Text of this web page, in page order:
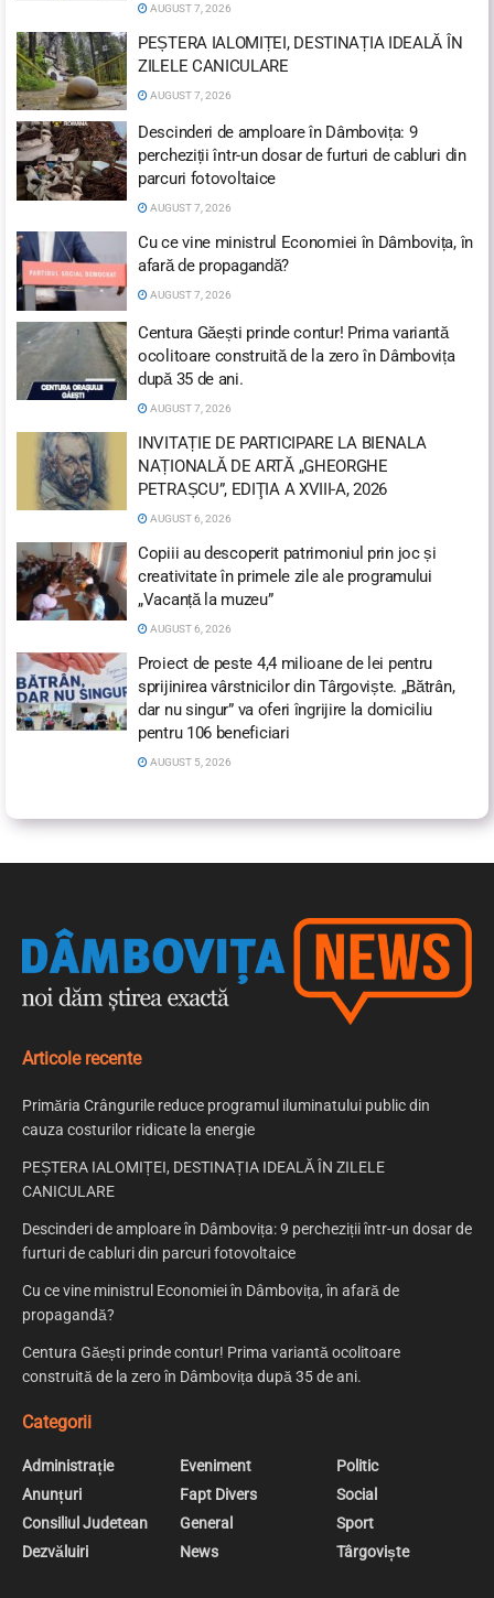
AUGUST 7, 2026
PEȘTERA IALOMIȚEI, DESTINAȚIA IDEALĂ ÎN
ZILELE CANICULARE
AUGUST 7, 2026
Descinderi de amploare în Dâmbovița: 9
percheziții într-un dosar de furturi de cabluri din
parcuri fotovoltaice
AUGUST 7, 2026
Cu ce vine ministrul Economiei în Dâmbovița, în
afară de propagandă?
AUGUST 7, 2026
Centura Găești prinde contur! Prima variantă
ocolitoare construită de la zero în Dâmbovița
după 35 de ani.
AUGUST 7, 2026
INVITAȚIE DE PARTICIPARE LA BIENALA
NAȚIONALĂ DE ARTĂ „GHEORGHE
PETRAȘCU”, EDIŢIA A XVIII-A, 2026
AUGUST 6, 2026
Copiii au descoperit patrimoniul prin joc și
creativitate în primele zile ale programului
„Vacanță la muzeu”
AUGUST 6, 2026
Proiect de peste 4,4 milioane de lei pentru
sprijinirea vârstnicilor din Târgoviște. „Bătrân,
dar nu singur” va oferi îngrijire la domiciliu
pentru 106 beneficiari
AUGUST 5, 2026
Articole recente
Primăria Crângurile reduce programul iluminatului public din
cauza costurilor ridicate la energie
PEȘTERA IALOMIȚEI, DESTINAȚIA IDEALĂ ÎN ZILELE
CANICULARE
Descinderi de amploare în Dâmbovița: 9 percheziții într-un dosar de
furturi de cabluri din parcuri fotovoltaice
Cu ce vine ministrul Economiei în Dâmbovița, în afară de
propagandă?
Centura Găești prinde contur! Prima variantă ocolitoare
construită de la zero în Dâmbovița după 35 de ani.
Categorii
Administrație
Anunțuri
Consiliul Judetean
Dezvăluiri
Eveniment
Fapt Divers
General
News
Politic
Social
Sport
Târgoviște